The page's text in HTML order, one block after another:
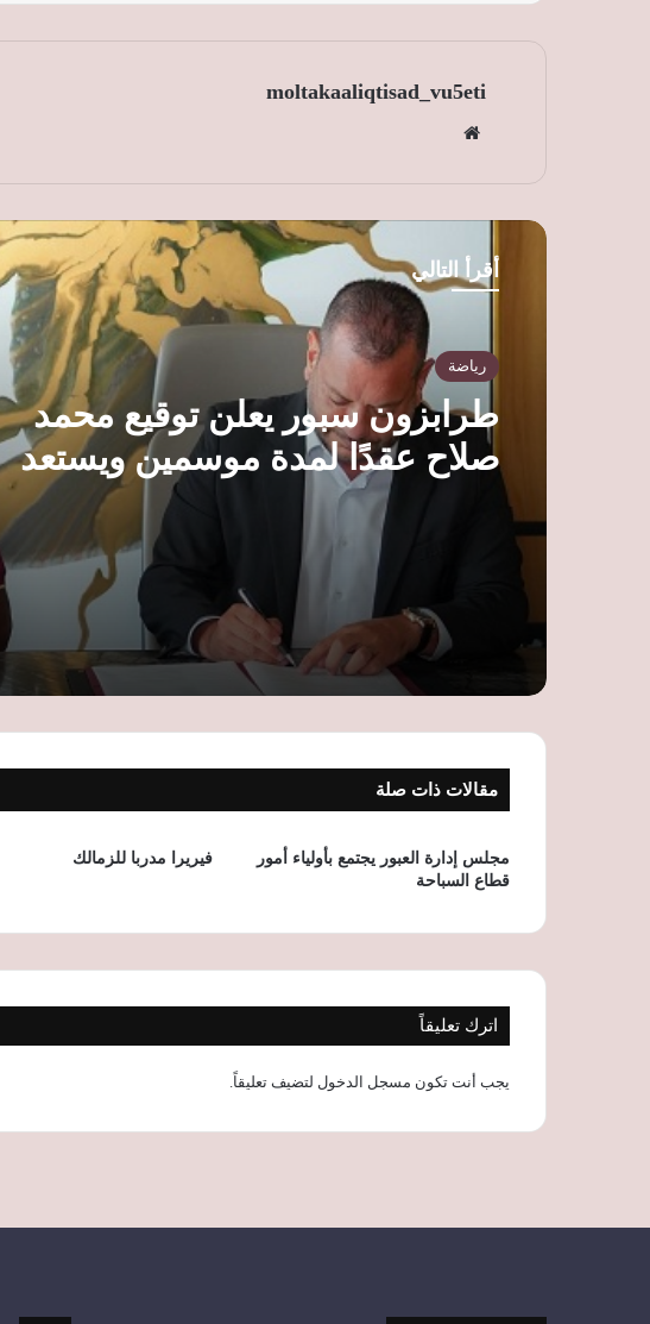
moltakaaliqtisad_vu5eti
الوي
ب
أقرأ التالي
رياضة
طرابزون سبور يعلن توقيع محمد
صلاح عقدًا لمدة موسمين ويستعد
لتقديمه رسميًا
مقالات ذات صلة
مجلس إدارة العبور يجتمع بأولياء أمور
قطاع السباحة
فيريرا مدربا للزمالك
اترك تعليقاً
يجب أنت تكون مسجل الدخول لتضيف تعليقاً.